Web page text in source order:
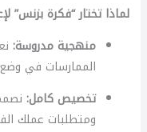
لماذا تختار “فكرة بزنس”
منهجية مدروسة:
الممارسات في وضع
تخصيص كامل:
ومتطلبات عملك